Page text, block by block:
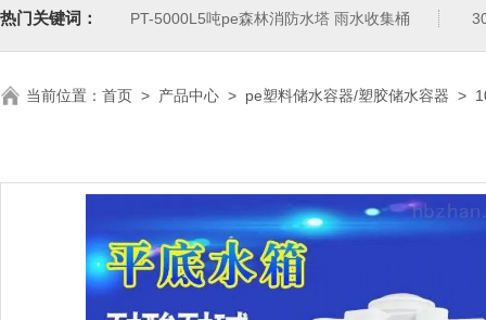
热门关键词： PT-5000L5吨pe森林消防水塔 雨水收集桶
当前位置： 首页 > 产品中心 > pe塑料储水容器/塑胶储水容器 >